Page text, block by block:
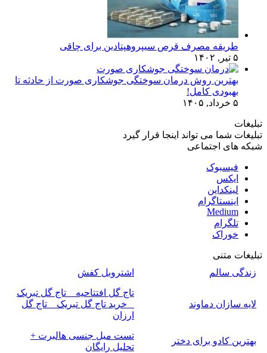
طریقه مصرف قرص سیپروهپتادین برای چاقی
۵ تیر, ۱۴۰۲
بهترین روش درمان سوختگی جوشکاری صورت از حادثه تا
بهبودی کامل!
۵ خرداد, ۱۴۰۵
تبلیغات
تبلیغات شما می تواند اینجا قرار گیرد
شبکه های اجتماعی
فیسبوک
ایکس
لینکداین
اینستاگرام
Medium
تلگرام
خوراک
تبلیغات متنی
زندگی سالم
اشتروبل کفش
لایه سازان دماوند
تاج گل افتتاحیه _ تاج گل تبریک
_ خرید تاج گل تبریک _ تاج گل
ارزان
بهترین کادو برای دختر
تست میل جنسی هالبرت +
تحلیل رایگان